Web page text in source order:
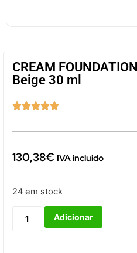
CREAM
Beige 30 ml

130,38€ IVA incluido
24 em stock
Adicionar